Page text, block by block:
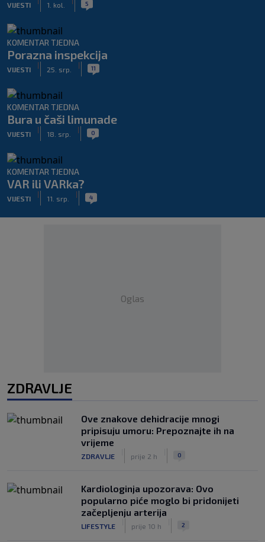
VIJESTI 1. kol. 5
KOMENTAR TJEDNA
Porazna inspekcija
VIJESTI
|
25. srp.
| 11
KOMENTAR TJEDNA
Bura u čaši limunade
VIJESTI
|
18. srp.
| 0
KOMENTAR TJEDNA
VAR ili VARka?
VIJESTI
|
11. srp.
| 4
Oglas
ZDRAVLJE
Ove znakove dehidracije mnogi
pripisuju umoru: Prepoznajte ih na
vrijeme
ZDRAVLJE prije 2 h 0
Kardiologinja upozorava: Ovo
popularno piće moglo bi pridonijeti
začepljenju arterija
LIFESTYLE prije 10 h 2